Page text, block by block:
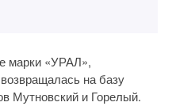
марки «УРАЛ»,
на базу
Мутновский и Горелый.